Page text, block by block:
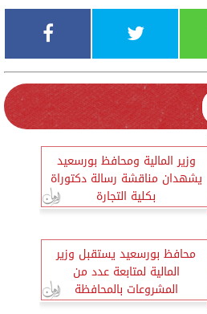
وزير المالية ومحافظ بورسعيد
يشهدان مناقشة رسالة دكتوراة
بكلية التجارة
محافظ بورسعيد يستقبل وزير
المالية لمتابعة عدد من
المشروعات بالمحافظة